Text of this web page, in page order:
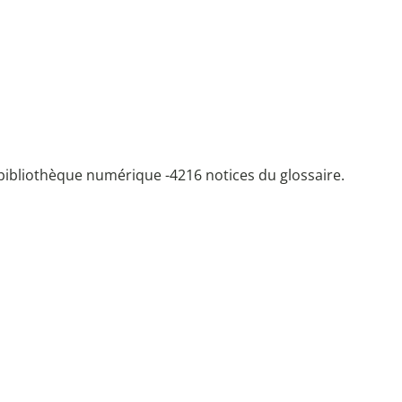
numérique -4216 notices du glossaire.